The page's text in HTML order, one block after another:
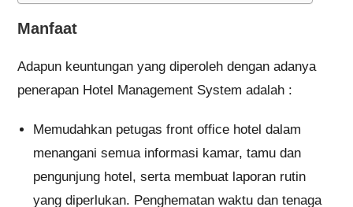
Manfaat
Adapun keuntungan yang diperoleh dengan adanya
penerapan Hotel Management System adalah :
Memudahkan petugas front office hotel dalam
menangani semua informasi kamar, tamu dan
pengunjung hotel, serta membuat laporan rutin
yang diperlukan. Penghematan waktu dan tenaga